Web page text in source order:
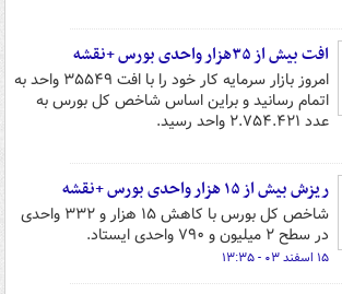
افت بیش از ۳۵هزار واحدی بورس +نقشه
امروز بازار سرمایه کار خود را با افت ۳۵۵۴۹ واحد به
اتمام رسانید و براین اساس شاخص کل بورس به
عدد ۲.۷۵۴.۴۲۱ واحد رسید.
ریزش بیش از ۱۵ هزار واحدی بورس +نقشه
شاخص کل بورس با کاهش ۱۵ هزار و ۳۳۲ واحدی
در سطح ۲ میلیون و ۷۹۰ واحدی ایستاد.
۱۵ اسفند ۰۳ - ۱۳:۳۵